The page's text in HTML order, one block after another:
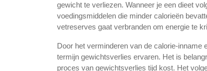
gewicht te verliezen. Wanneer je een dieet
voedingsmiddelen die minder calorieën
vetreserves gaat verbranden om energie te
Door het verminderen van de calorie-
termijn gewichtsverlies ervaren. Het is
proces van gewichtsverlies tijd kost. Het